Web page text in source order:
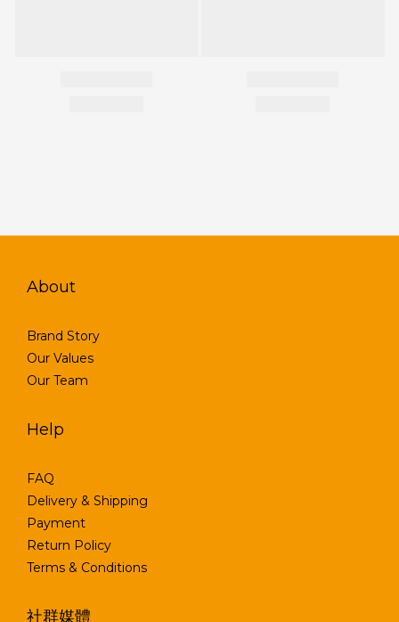
About
Brand Story
Our Values
Our Team
Help
FAQ
Delivery & Shipping
Payment
Return Policy
Terms & Conditions
社群媒體